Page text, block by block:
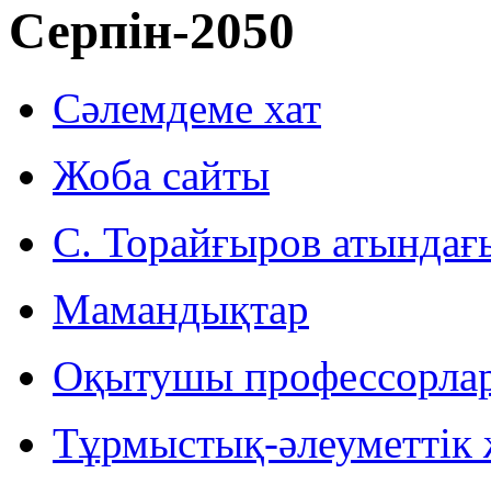
Серпін-2050
Сәлемдеме хат
Жоба сайты
С. Торайғыров
Мамандықтар
Оқытушы
Тұрмыстық-әлеуметтік